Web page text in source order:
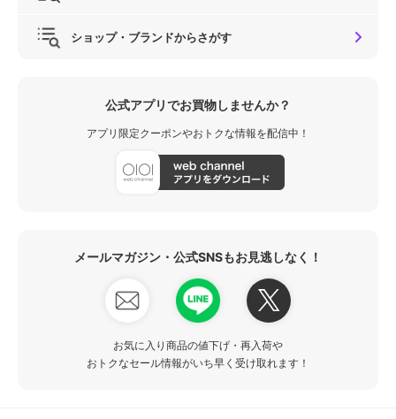
ショップ・ブランドからさがす
公式アプリでお買物しませんか？
アプリ限定クーポンやおトクな情報を配信中！
メールマガジン・公式SNSもお見逃しなく！
お気に入り商品の値下げ・再入荷や
おトクなセール情報がいち早く受け取れます！